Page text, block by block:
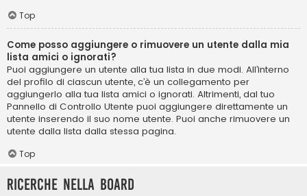
Top
Come posso aggiungere o rimuovere un utente dalla mia
lista amici o ignorati?
Puoi aggiungere un utente alla tua lista in due modi. All’interno
del profilo di ciascun utente, c’è un collegamento per
aggiungerlo alla tua lista amici o ignorati. Altrimenti, dal tuo
Pannello di Controllo Utente puoi aggiungere direttamente un
utente inserendo il suo nome utente. Puoi anche rimuovere un
utente dalla lista dalla stessa pagina.
Top
Ricerche nella Board